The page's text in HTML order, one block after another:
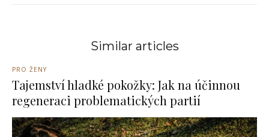
Similar articles
PRO ŽENY
Tajemství hladké pokožky: Jak na účinnou
regeneraci problematických partií